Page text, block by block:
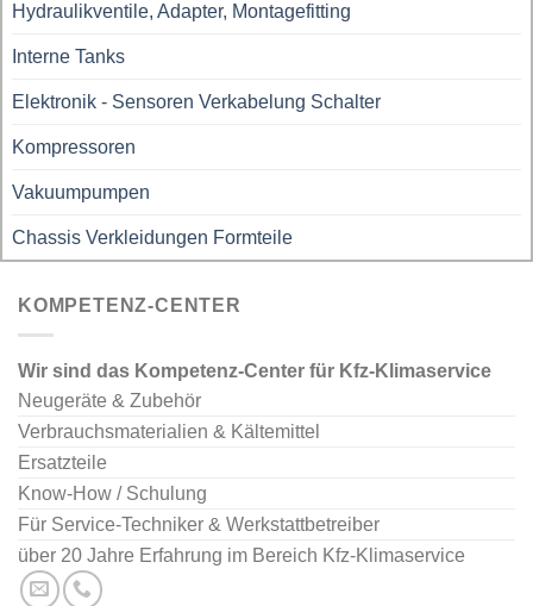
Hydraulikventile, Adapter, Montagefitting
Interne Tanks
Elektronik - Sensoren Verkabelung Schalter
Kompressoren
Vakuumpumpen
Chassis Verkleidungen Formteile
KOMPETENZ-CENTER
Wir sind das Kompetenz-Center für Kfz-Klimaservice
Neugeräte & Zubehör
Verbrauchsmaterialien & Kältemittel
Ersatzteile
Know-How / Schulung
Für Service-Techniker & Werkstattbetreiber
über 20 Jahre Erfahrung im Bereich Kfz-Klimaservice